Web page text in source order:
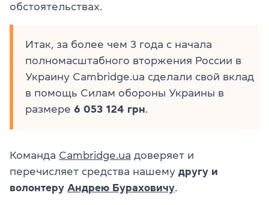
обстоятельствах.
Итак, за более чем 3 года с начала
полномасштабного вторжения России в
Украину Cambridge.ua сделали свой вклад
в помощь Силам обороны Украины в
размере 6 053 124 грн
Команда Cambridge.ua доверяет и
перечисляет средства нашему другу и
волонтеру Андрею Бураховичу